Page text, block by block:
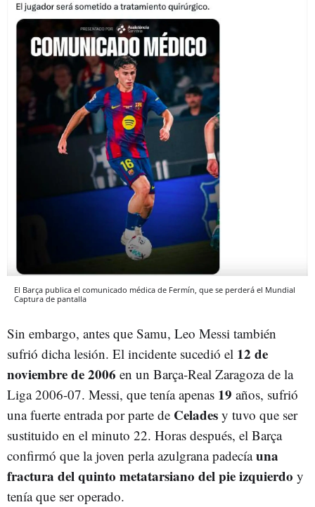
El Barça publica el comunicado médica de Fermín, que se perderá el Mundial
Captura de pantalla
Sin embargo, antes que Samu, Leo Messi también
sufrió dicha lesión. El incidente sucedió el 12 de
noviembre de 2006 en un Barça-Real Zaragoza de la
Liga 2006-07. Messi, que tenía apenas 19 años, sufrió
una fuerte entrada por parte de Celades y tuvo que ser
sustituido en el minuto 22. Horas después, el Barça
confirmó que la joven perla azulgrana padecíauna
fractura del quinto metatarsiano del pie izquierdo y
tenía que ser operado.